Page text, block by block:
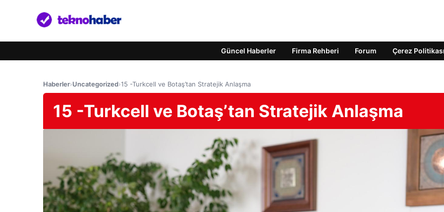
Güncel Haberler Firma Rehberi Forum Çerez Politikası
Haberler›Uncategorized›15 -Turkcell ve Botaş’tan Stratejik Anlaşma
15 -Turkcell ve Botaş’tan Stratejik Anlaşma